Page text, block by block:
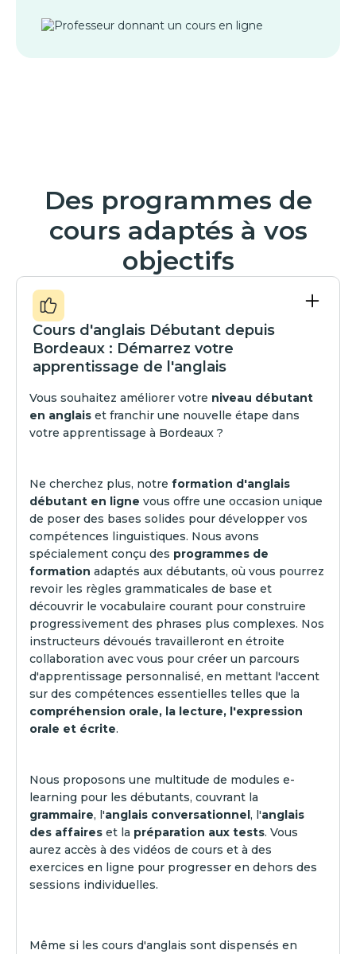
Des programmes de
cours adaptés à vos
objectifs
Cours d'anglais Débutant depuis
Bordeaux : Démarrez votre
apprentissage de l'anglais
Vous souhaitez améliorer votre niveau débutant
en anglais et franchir une nouvelle étape dans
votre apprentissage à Bordeaux ?
Ne cherchez plus, notre formation d'anglais
débutant en ligne vous offre une occasion unique
de poser des bases solides pour développer vos
compétences linguistiques. Nous avons
spécialement conçu des programmes de
formation adaptés aux débutants, où vous pourrez
revoir les règles grammaticales de base et
découvrir le vocabulaire courant pour construire
progressivement des phrases plus complexes. Nos
instructeurs dévoués travailleront en étroite
collaboration avec vous pour créer un parcours
d'apprentissage personnalisé, en mettant l'accent
sur des compétences essentielles telles que la
compréhension orale, la lecture, l'expression
orale et écrite.
Nous proposons une multitude de modules e-
learning pour les débutants, couvrant la
grammaire, l'anglais conversationnel, l'anglais
des affaires et la préparation aux tests. Vous
aurez accès à des vidéos de cours et à des
exercices en ligne pour progresser en dehors des
sessions individuelles.
Même si les cours d'anglais sont dispensés en